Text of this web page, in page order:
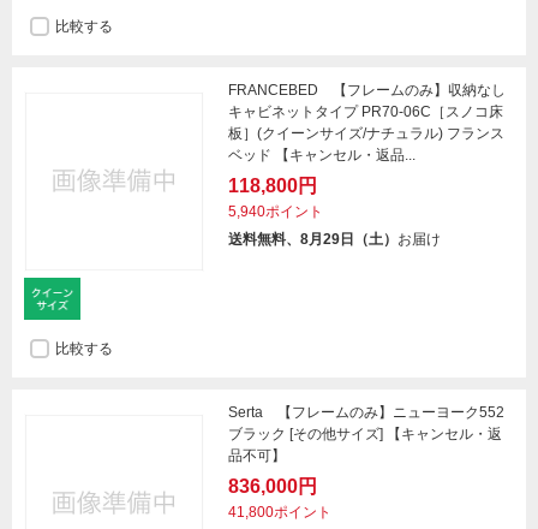
比較する
FRANCEBED 【フレームのみ】収納なし
キャビネットタイプ PR70-06C［スノコ床
板］(クイーンサイズ/ナチュラル) フランス
ベッド 【キャンセル・返品...
118,800円
5,940ポイント
送料無料、8月29日（土） お届け
比較する
Serta 【フレームのみ】ニューヨーク552
ブラック [その他サイズ] 【キャンセル・返
品不可】
836,000円
41,800ポイント